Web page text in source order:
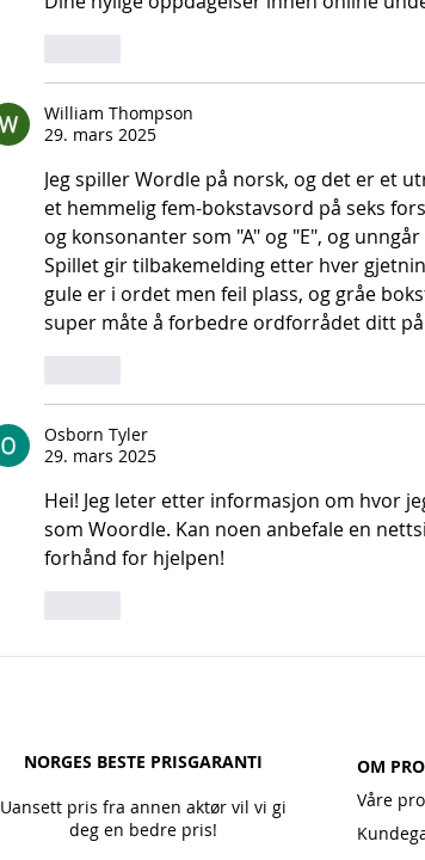
William Thompson
29. mars 2025
Jeg spiller Wordle på norsk, og det er et
et hemmelig fem-bokstavsord på seks
og konsonanter som "A" og "E", og
Spillet gir tilbakemelding etter hver
gule er i ordet men feil plass, og gråe
super måte å forbedre ordforrådet ditt
Osborn Tyler
29. mars 2025
Hei! Jeg leter etter informasjon om hvor
som Woordle. Kan noen anbefale en
forhånd for hjelpen!
NORGES BESTE PRISGARANTI
Uansett pris fra annen aktør vil vi gi
deg en bedre pris!
OM
Våre